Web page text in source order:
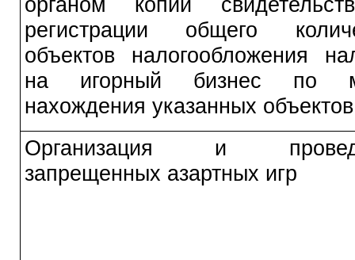
регистрации общего
объектов налогообложения
на игорный бизнес по
нахождения указанных объектов
Организация и
запрещенных азартных игр